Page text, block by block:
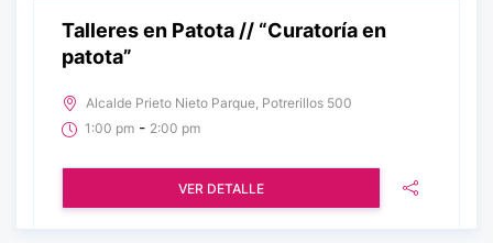
Talleres en Patota // “Curatoría en
patota”
Alcalde Prieto Nieto Parque, Potrerillos 500
1:00 pm - 2:00 pm
VER DETALLE